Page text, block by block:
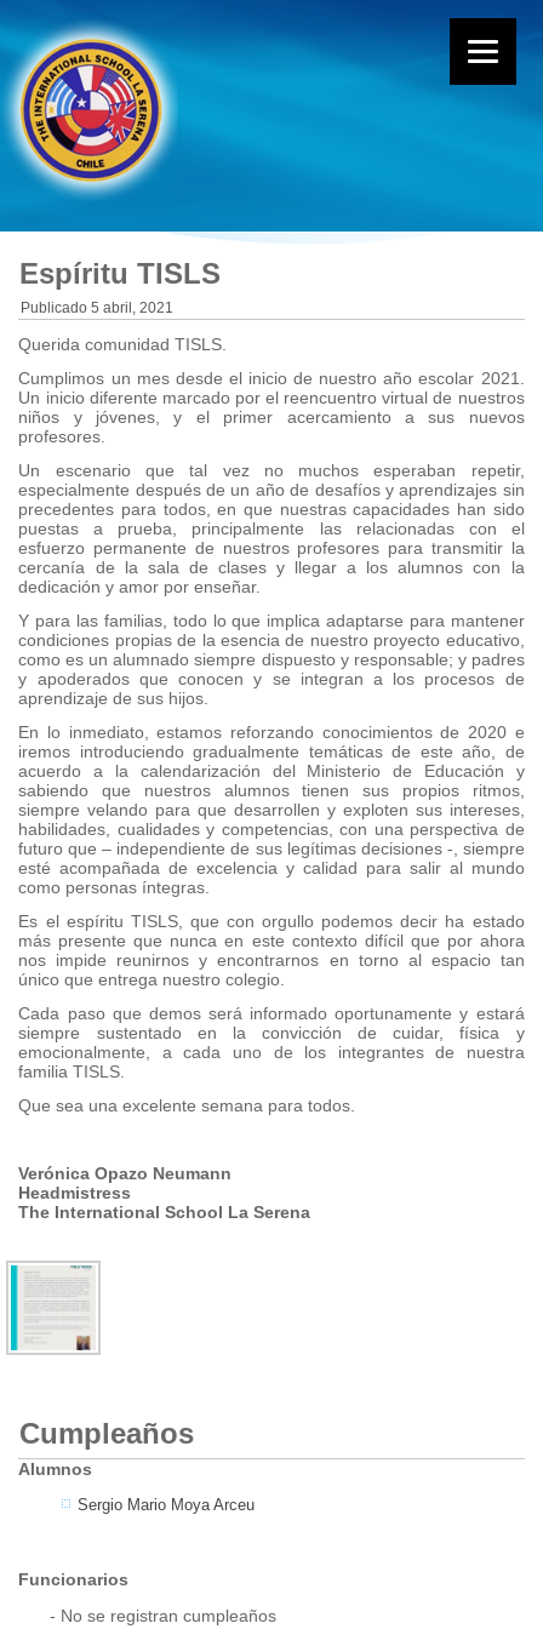
Espíritu TISLS
Publicado 5 abril, 2021
Querida comunidad TISLS.
Cumplimos un mes desde el inicio de nuestro año escolar 2021.
Un inicio diferente marcado por el reencuentro virtual de nuestros
niños y jóvenes, y el primer acercamiento a sus nuevos
profesores.
Un escenario que tal vez no muchos esperaban repetir,
especialmente después de un año de desafíos y aprendizajes sin
precedentes para todos, en que nuestras capacidades han sido
puestas a prueba, principalmente las relacionadas con el
esfuerzo permanente de nuestros profesores para transmitir la
cercanía de la sala de clases y llegar a los alumnos con la
dedicación y amor por enseñar.
Y para las familias, todo lo que implica adaptarse para mantener
condiciones propias de la esencia de nuestro proyecto educativo,
como es un alumnado siempre dispuesto y responsable; y padres
y apoderados que conocen y se integran a los procesos de
aprendizaje de sus hijos.
En lo inmediato, estamos reforzando conocimientos de 2020 e
iremos introduciendo gradualmente temáticas de este año, de
acuerdo a la calendarización del Ministerio de Educación y
sabiendo que nuestros alumnos tienen sus propios ritmos,
siempre velando para que desarrollen y exploten sus intereses,
habilidades, cualidades y competencias, con una perspectiva de
futuro que – independiente de sus legítimas decisiones -, siempre
esté acompañada de excelencia y calidad para salir al mundo
como personas íntegras.
Es el espíritu TISLS, que con orgullo podemos decir ha estado
más presente que nunca en este contexto difícil que por ahora
nos impide reunirnos y encontrarnos en torno al espacio tan
único que entrega nuestro colegio.
Cada paso que demos será informado oportunamente y estará
siempre sustentado en la convicción de cuidar, física y
emocionalmente, a cada uno de los integrantes de nuestra
familia TISLS.
Que sea una excelente semana para todos.
Verónica Opazo Neumann
Headmistress
The International School La Serena
Cumpleaños
Alumnos
Sergio Mario Moya Arceu
Funcionarios
- No se registran cumpleaños